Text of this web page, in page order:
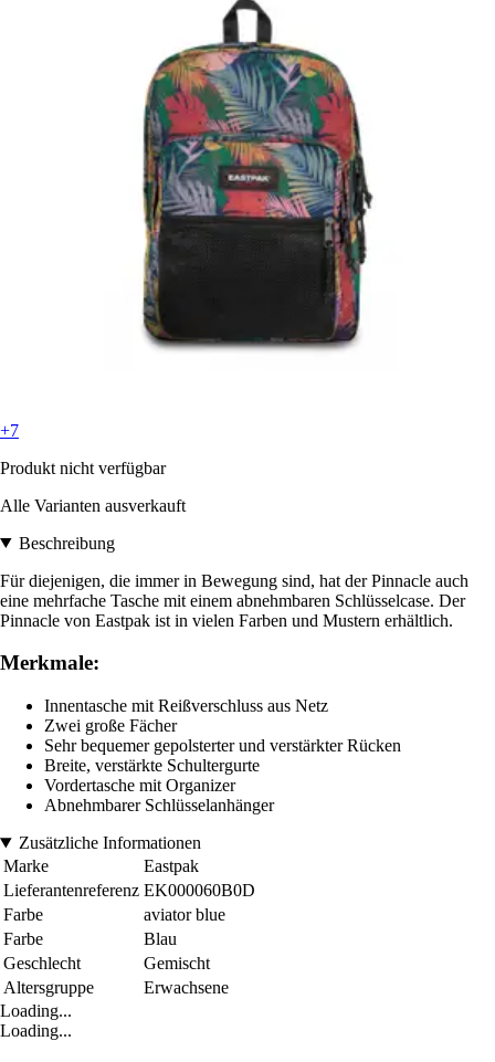
+7
Produkt nicht verfügbar
Alle Varianten ausverkauft
Beschreibung
Für diejenigen, die immer in Bewegung sind, hat der Pinnacle auch
eine mehrfache Tasche mit einem abnehmbaren Schlüsselcase. Der
Pinnacle von Eastpak ist in vielen Farben und Mustern erhältlich.
Merkmale:
Innentasche mit Reißverschluss aus Netz
Zwei große Fächer
Sehr bequemer gepolsterter und verstärkter Rücken
Breite, verstärkte Schultergurte
Vordertasche mit Organizer
Abnehmbarer Schlüsselanhänger
Zusätzliche Informationen
Marke
Eastpak
Lieferantenreferenz EK000060B0D
Farbe
aviator blue
Farbe
Blau
Geschlecht
Gemischt
Altersgruppe
Erwachsene
Loading...
Loading...